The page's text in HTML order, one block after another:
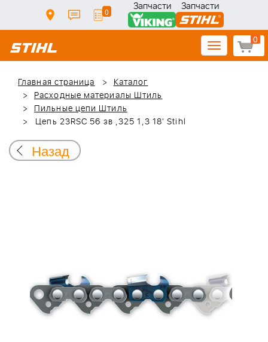
0 Запчасти Запчасти
0
Toggle
navigation
Главная страница
Каталог
Расходные материалы Штиль
Пильные цепи Штиль
Цепь 23RSC 56 зв ,325 1,3 18' Stihl
Назад